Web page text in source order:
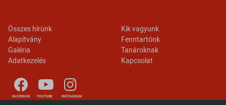
Lábléc 2
Összes hírünk
Alapítvány
Galéria
Adatkezelés
Footer menu
Kik vagyunk
Fenntartónk
Tanároknak
Kapcsolat
FACEBOOK YOUTUBE INSTAGRAM